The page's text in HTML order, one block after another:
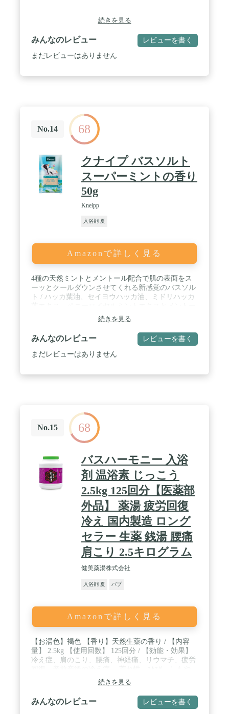
続きを見る
みんなのレビュー レビューを書く
まだレビューはありません
No.14 68
クナイプ バスソルト
スーパーミントの香り
50g
Kneipp
入浴剤 夏
Amazonで詳しく見る
4種の天然ミントとメントール配合で肌の表面をス
ーッとクールダウンさせてくれる新感覚のバスソル
ト / ハッカ葉油、セイヨウハッカ油、ミドリハッカ
ル配合で、爽快感あふれるクールなバスタイムを楽
続きを見る
みんなのレビュー レビューを書く
まだレビューはありません
No.15 68
バスハーモニー 入浴
剤 温浴素 じっこう
2.5kg 125回分【医薬部
外品】 薬湯 疲労回復
冷え 国内製造 ロング
セラー 生薬 銭湯 腰痛
肩こり 2.5キログラム
健美薬湯株式会社
入浴剤 夏 バブ
Amazonで詳しく見る
【お湯色】褐色 【香り】天然生薬の香り / 【内容
量】 2.5kg 【使用回数】 125回分 / 【効能・効果】
冷え症、肩のこり、腰痛、神経痛、リウマチ、疲労
け、あかぎれ、しっしん、あせも、にきび、うち
み、くじき、痔 / 【有効成分】センキュウ末、炭酸
水素ナトリウム、硫酸ナトリウム(無水)、炭酸ナト
リウム(無水) 【その他の成分】流動パラフィン、デ
続きを見る
みんなのレビュー レビューを書く